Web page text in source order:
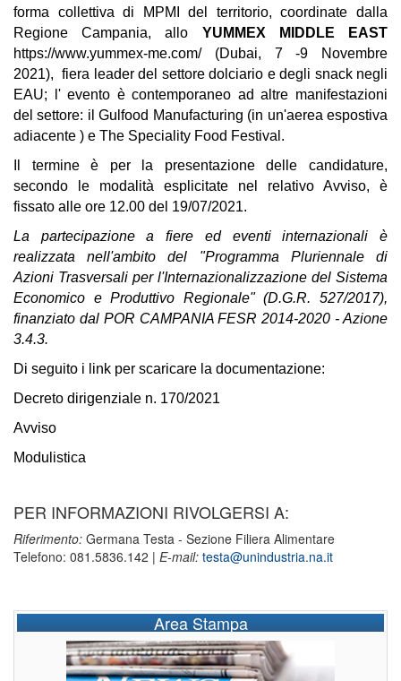
forma collettiva di MPMI del territorio, coordinate dalla
Regione Campania, allo YUMMEX MIDDLE EAST
https://www.yummex-me.com/(Dubai, 7 -9 Novembre
2021), fiera leader del settore dolciario e degli snack negli
EAU; l' evento è contemporaneo ad altre manifestazioni
del settore: il Gulfood Manufacturing (in un'aerea espostiva
adiacente ) e The Speciality Food Festival.
Il termine è per la presentazione delle candidature,
secondo le modalità esplicitate nel relativo Avviso, è
fissato alle ore 12.00 del 19/07/2021.
La partecipazione a fiere ed eventi internazionali è
realizzata nell'ambito del "Programma Pluriennale di
Azioni Trasversali per l'Internazionalizzazione del Sistema
Economico e Produttivo Regionale" (D.G.R. 527/2017),
finanziato dal POR CAMPANIA FESR 2014-2020 - Azione
3.4.3.
Di seguito i link per scaricare la documentazione:
Decreto dirigenziale n. 170/2021
Avviso
Modulistica
PER INFORMAZIONI RIVOLGERSI A:
Riferimento: Germana Testa - Sezione Filiera Alimentare
Telefono: 081.5836.142 | E-mail: testa@unindustria.na.it
Area Stampa